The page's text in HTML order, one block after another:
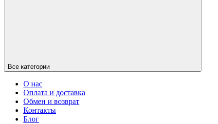
Все категории
О нас
Оплата и доставка
Обмен и возврат
Контакты
Блог